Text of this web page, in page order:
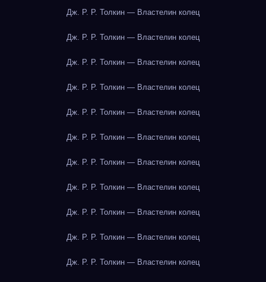
Дж. Р. Р. Толкин — Властелин колец
Дж. Р. Р. Толкин — Властелин колец
Дж. Р. Р. Толкин — Властелин колец
Дж. Р. Р. Толкин — Властелин колец
Дж. Р. Р. Толкин — Властелин колец
Дж. Р. Р. Толкин — Властелин колец
Дж. Р. Р. Толкин — Властелин колец
Дж. Р. Р. Толкин — Властелин колец
Дж. Р. Р. Толкин — Властелин колец
Дж. Р. Р. Толкин — Властелин колец
Дж. Р. Р. Толкин — Властелин колец